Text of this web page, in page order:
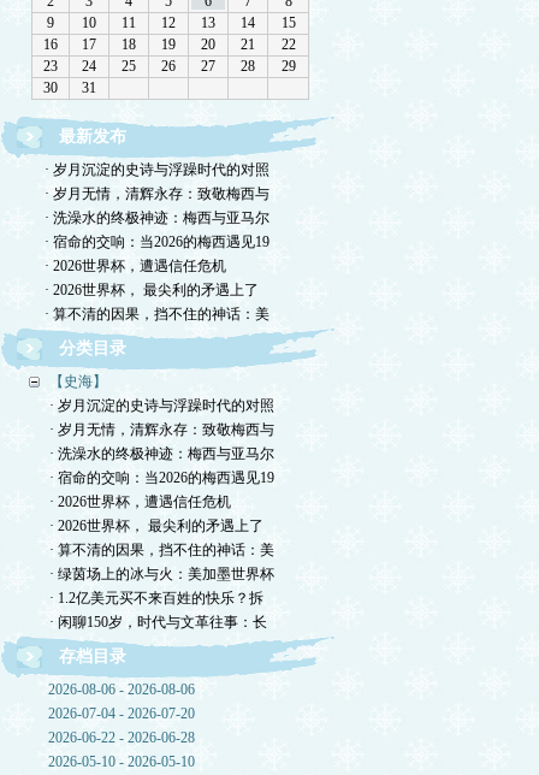
最新发布
· 岁月沉淀的史诗与浮躁时代的对照
· 岁月无情，清辉永存：致敬梅西与
· 洗澡水的终极神迹：梅西与亚马尔
· 宿命的交响：当2026的梅西遇见19
· 2026世界杯，遭遇信任危机
· 2026世界杯， 最尖利的矛遇上了
· 算不清的因果，挡不住的神话：美
分类目录
【史海】
· 岁月沉淀的史诗与浮躁时代的对照
· 岁月无情，清辉永存：致敬梅西与
· 洗澡水的终极神迹：梅西与亚马尔
· 宿命的交响：当2026的梅西遇见19
· 2026世界杯，遭遇信任危机
· 2026世界杯， 最尖利的矛遇上了
· 算不清的因果，挡不住的神话：美
· 绿茵场上的冰与火：美加墨世界杯
· 1.2亿美元买不来百姓的快乐？拆
· 闲聊150岁，时代与文革往事：长
存档目录
2026-08-06 - 2026-08-06
2026-07-04 - 2026-07-20
2026-06-22 - 2026-06-28
2026-05-10 - 2026-05-10